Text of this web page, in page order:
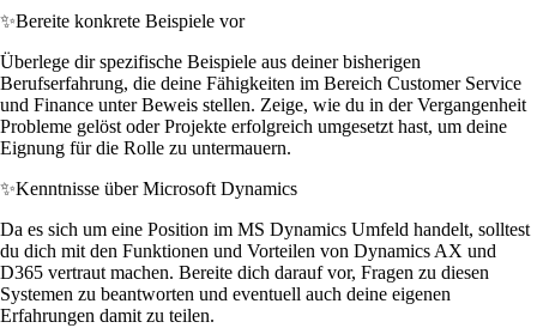
✨Bereite konkrete Beispiele vor
Überlege dir spezifische Beispiele aus deiner bisherigen
Berufserfahrung, die deine Fähigkeiten im Bereich Customer Service
und Finance unter Beweis stellen. Zeige, wie du in der Vergangenheit
Probleme gelöst oder Projekte erfolgreich umgesetzt hast, um deine
Eignung für die Rolle zu untermauern.
✨Kenntnisse über Microsoft Dynamics
Da es sich um eine Position im MS Dynamics Umfeld handelt, solltest
du dich mit den Funktionen und Vorteilen von Dynamics AX und
D365 vertraut machen. Bereite dich darauf vor, Fragen zu diesen
Systemen zu beantworten und eventuell auch deine eigenen
Erfahrungen damit zu teilen.